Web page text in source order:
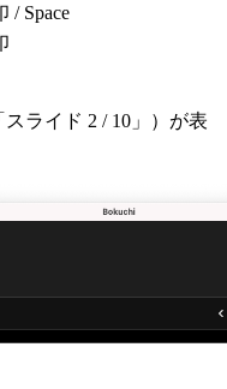
/ Space
ライド 2 / 10」）が表